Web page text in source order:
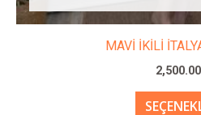
MAVİ İKİLİ
2,500.00